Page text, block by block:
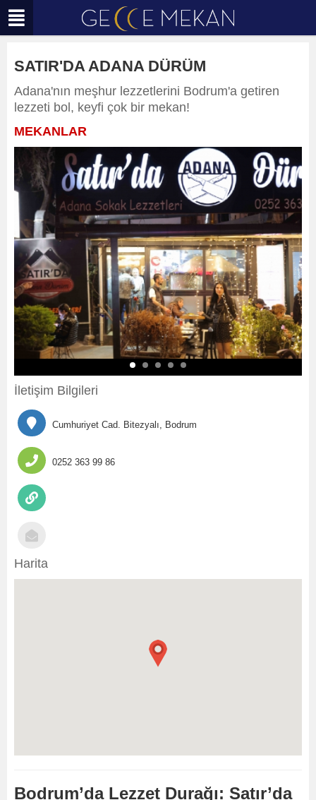
SATIR'DA ADANA DÜRÜM
Adana'nın meşhur lezzetlerini Bodrum'a getiren
lezzeti bol, keyfi çok bir mekan!
MEKANLAR
İletişim Bilgileri
Cumhuriyet Cad. Bitezyalı, Bodrum
0252 363 99 86
Harita
Bodrum’da Lezzet Durağı: Satır’da